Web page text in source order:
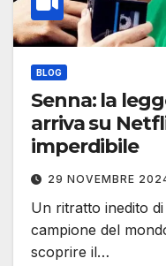
BLOG
Senna: la
arriva su
imperdibile
29 NOVEMBRE
Un ritratto inedito
campione del
scoprire il…